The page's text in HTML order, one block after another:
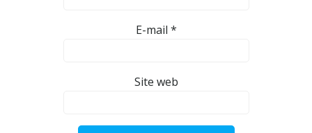
E-mail *
Site web